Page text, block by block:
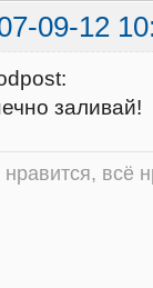
09-12
заливай!
нравится, всё